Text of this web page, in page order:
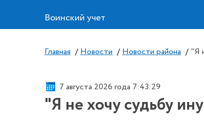
Воинский учет
Главная / Новости / Новости района / "Я
7 августа 2026 года 7:43:29
"Я не хочу судьбу